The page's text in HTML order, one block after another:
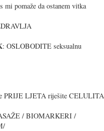
mi pomaže da ostanem vitka
: OSLOBODITE seksualnu
PRIJE LJETA riješite CELULITA
/ BIOMARKERI /